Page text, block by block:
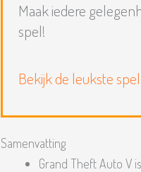
Maak iedere
spel!
Bekijk de leukste
Samenvatting
Grand Theft Auto V